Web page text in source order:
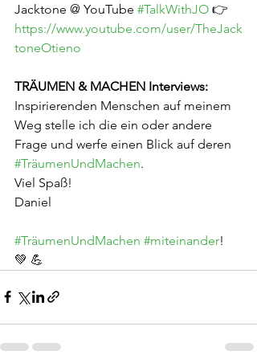
Jacktone @ YouTube #TalkWithJO 👉
https://www.youtube.com/user/TheJack
toneOtieno
TRÄUMEN & MACHEN Interviews:
Inspirierenden Menschen auf meinem
Weg stelle ich die ein oder andere
Frage und werfe einen Blick auf deren
#TräumenUndMachen.
Viel Spaß!
Daniel
#TräumenUndMachen #miteinander!
💚 💪